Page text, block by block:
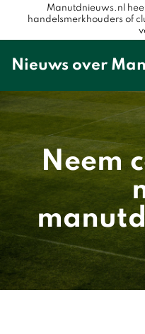
Manutdnieuws.nl
handelsmerkhouders of
Nieuws over
Neem